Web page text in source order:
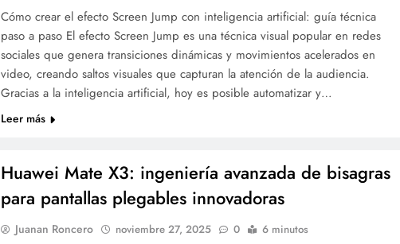
Cómo crear el efecto Screen Jump con inteligencia artificial: guía técnica
paso a paso El efecto Screen Jump es una técnica visual popular en redes
sociales que genera transiciones dinámicas y movimientos acelerados en
video, creando saltos visuales que capturan la atención de la audiencia.
Gracias a la inteligencia artificial, hoy es posible automatizar y…
Leer más
Huawei Mate X3: ingeniería avanzada de bisagras
para pantallas plegables innovadoras
Juanan Roncero noviembre 27, 2025 0 6 minutos